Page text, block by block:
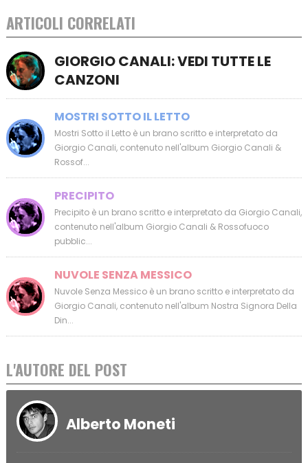
ARTICOLI CORRELATI
GIORGIO CANALI: VEDI TUTTE LE
CANZONI
MOSTRI SOTTO IL LETTO
Mostri Sotto il Letto è un brano scritto e interpretato da
Giorgio Canali, contenuto nell'album Giorgio Canali &
Rossof...
PRECIPITO
Precipito è un brano scritto e interpretato da Giorgio Canali,
contenuto nell'album Giorgio Canali & Rossofuoco
pubblic...
NUVOLE SENZA MESSICO
Nuvole Senza Messico è un brano scritto e interpretato da
Giorgio Canali, contenuto nell'album Nostra Signora Della
Din...
L'AUTORE DEL POST
Alberto Moneti